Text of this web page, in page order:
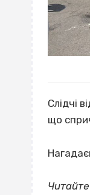
Слідчі
що